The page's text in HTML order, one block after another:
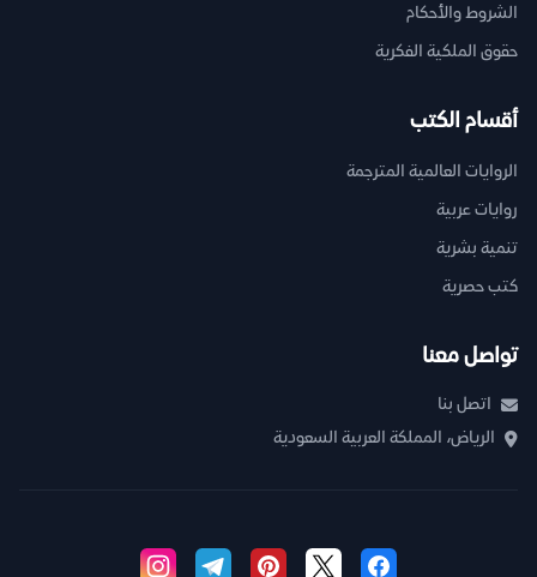
الشروط والأحكام
حقوق الملكية الفكرية
أقسام الكتب
الروايات العالمية المترجمة
روايات عربية
تنمية بشرية
كتب حصرية
تواصل معنا
اتصل بنا
الرياض، المملكة العربية السعودية